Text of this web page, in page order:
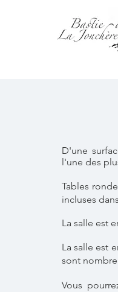
D'une
l'une des
Tables
incluses
La salle est
La salle est
sont
Vous